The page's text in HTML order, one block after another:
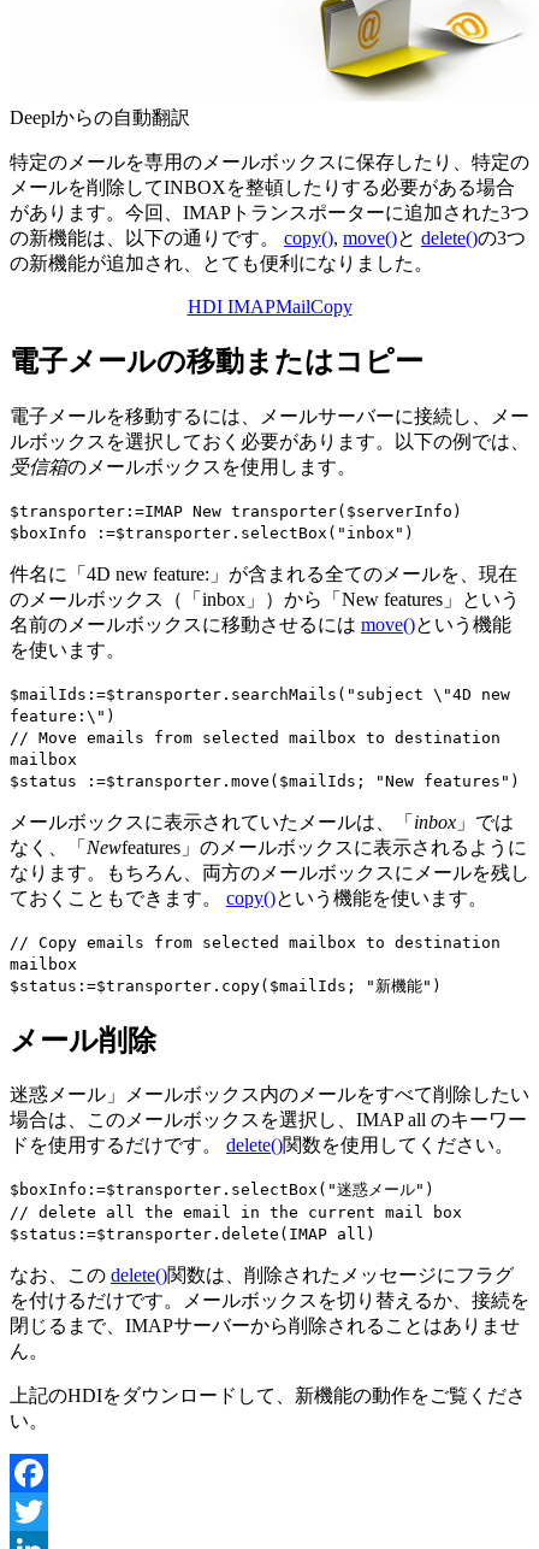
Deeplからの自動翻訳
特定のメールを専用のメールボックスに保存したり、特定の
メールを削除してINBOXを整頓したりする必要がある場合
があります。今回、IMAPトランスポーターに追加された3つ
の新機能は、以下の通りです。 copy(), move()と delete()の3つ
の新機能が追加され、とても便利になりました。
HDI IMAPMailCopy
電子メールの移動またはコピー
電子メールを移動するには、メールサーバーに接続し、メー
ルボックスを選択しておく必要があります。以下の例では、
受信箱のメールボックスを使用します。
$transporter :=IMAP New transporter( $serverInfo )
$boxInfo :=$transporter . selectBox ("inbox")
件名に「4D new feature:」が含まれる全てのメールを、現在
のメールボックス（「inbox」）から「New features」という
名前のメールボックスに移動させるには move()という機能
を使います。
$mailIds :=$transporter . searchMails ("subject \"4D new
feature:\")
// Move emails from selected mailbox to destination
mailbox
$status :=$transporter . move ( $mailIds ; "New features")
メールボックスに表示されていたメールは、「 inbox 」では
なく、「 Newfeatures」のメールボックスに表示されるように
なります。もちろん、両方のメールボックスにメールを残し
ておくこともできます。 copy()という機能を使います。
// Copy emails from selected mailbox to destination
mailbox
$status :=$transporter . copy( $mailIds ; "新機能")
メール削除
迷惑メール」メールボックス内のメールをすべて削除したい
場合は、このメールボックスを選択し、 IMAP all のキーワー
ドを使用するだけです。 delete()関数を使用してください。
$boxInfo :=$transporter . selectBox ("迷惑メール")
// delete all the email in the current mail box
$status :=$transporter . delete ( IMAP all )
なお、この delete()関数は、削除されたメッセージにフラグ
を付けるだけです。メールボックスを切り替えるか、接続を
閉じるまで、IMAPサーバーから削除されることはありませ
ん。
上記のHDIをダウンロードして、新機能の動作をご覧くださ
い。
Facebook